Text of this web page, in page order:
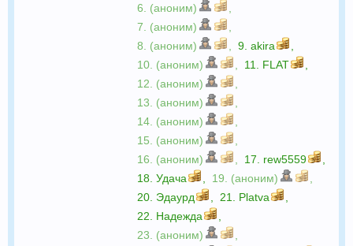
6. (аноним)
7. (аноним)
8. (аноним)
9. akira
10. (аноним)
11. FLAT
12. (аноним)
13. (аноним)
14. (аноним)
15. (аноним)
16. (аноним)
17. rew5559
18. Удача 19. (аноним)
20. Эдаурд 21. Platva
22. Надежда
23. (аноним)